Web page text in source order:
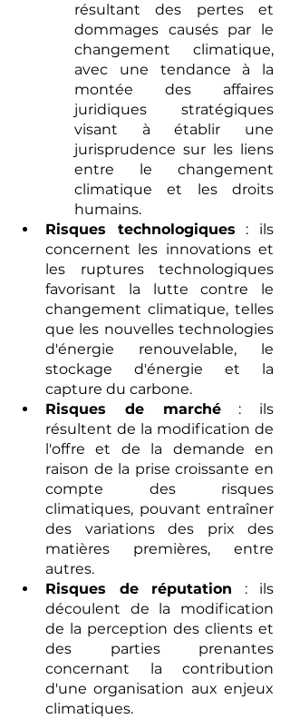
résultant des pertes et
dommages causés par le
changement climatique,
avec une tendance à la
montée des affaires
juridiques stratégiques
visant à établir une
jurisprudence sur les liens
entre le changement
climatique et les droits
humains.
Risques technologiques : ils
concernent les innovations et
les ruptures technologiques
favorisant la lutte contre le
changement climatique, telles
que les nouvelles technologies
d'énergie renouvelable, le
stockage d'énergie et la
capture du carbone.
Risques de marché : ils
résultent de la modification de
l'offre et de la demande en
raison de la prise croissante en
compte des risques
climatiques, pouvant entraîner
des variations des prix des
matières premières, entre
autres.
Risques de réputation : ils
découlent de la modification
de la perception des clients et
des parties prenantes
concernant la contribution
d'une organisation aux enjeux
climatiques.